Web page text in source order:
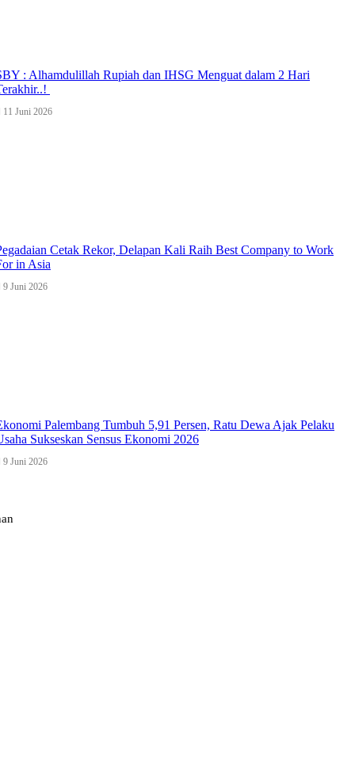
: Alhamdulillah Rupiah dan IHSG Menguat dalam 2 Hari
11 Juni 2026
Cetak Rekor, Delapan Kali Raih Best Company to Work
in Asia
9 Juni 2026
Palembang Tumbuh 5,91 Persen, Ratu Dewa Ajak Pelaku
Sukseskan Sensus Ekonomi 2026
9 Juni 2026